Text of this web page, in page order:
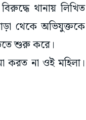
থানায় লিখিত
থেকে অভিযুক্তকে
শুরু করে।
করত না ওই মহিলা।